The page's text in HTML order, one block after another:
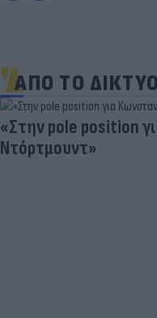
ΑΠΟ ΤΟ ΔΙΚΤΥΟ
«Στην pole position
Ντόρτμουντ»